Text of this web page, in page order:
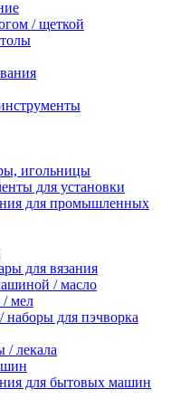
/ щеткой
игольницы
для установки
для промышленных
для вязания
/ масло
мел
для пэчворка
/ лекала
для бытовых машин